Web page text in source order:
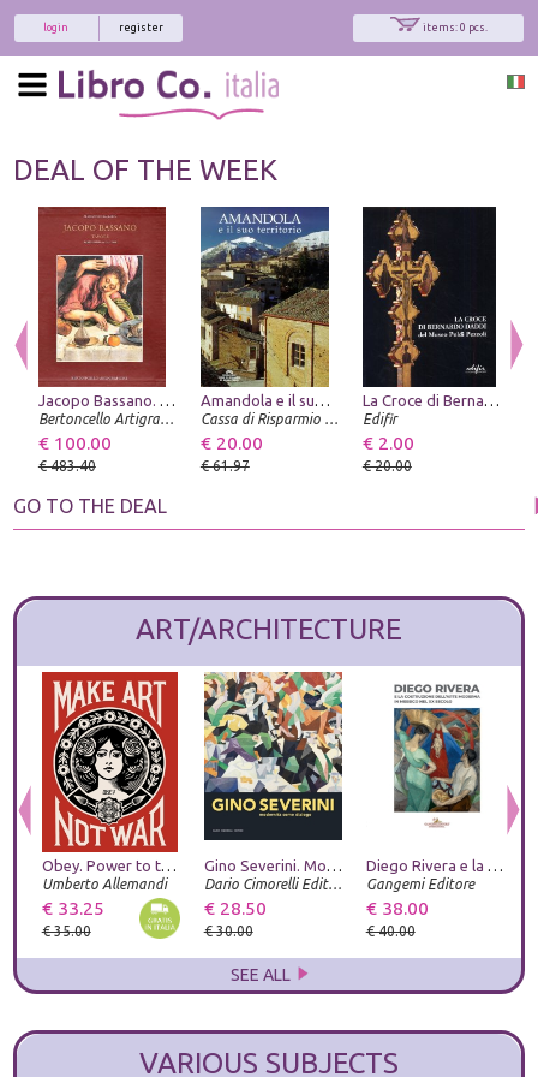
items: 0 pcs.
register
login
DEAL OF THE WEEK
Jacopo Bassano. Tavole (1531-1568)
Bertoncello Artigrafiche
€ 100.00
€ 483.40
Amandola e il suo territorio
Cassa di Risparmio di Ascoli Piceno
€ 20.00
€ 61.97
La Croce di Bernardo Daddi del Museo Poldi Pezzoli. Ricerche e Conservazione
Edifir
€ 2.00
€ 20.00
GO TO THE DEAL
ART/ARCHITECTURE
Obey. Power to the peaceful. Ediz. italiana
Umberto Allemandi
€ 33.25
€ 35.00
Gino Severini. Modernità come dialogo
Dario Cimorelli Editore
€ 28.50
€ 30.00
Diego Rivera e la costruzione dell'arte moderna in Messico nel XX secolo
Gangemi Editore
€ 38.00
€ 40.00
SEE ALL
VARIOUS SUBJECTS